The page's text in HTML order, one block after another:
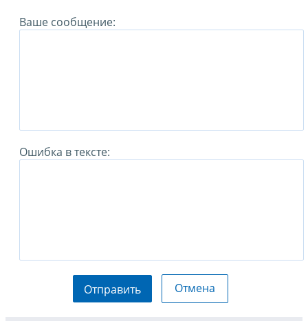
Ваше сообщение:
Ошибка в тексте:
Отправить Отмена